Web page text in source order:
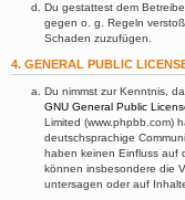
Du gestattest dem
gegen o. g. Regeln
Schaden zuzufügen.
4. GENERAL PUBLIC
Du nimmst zur Kenntnis,
GNU General Public
Limited (www.phpbb.com)
deutschsprachige
haben keinen Einfluss auf
können insbesondere die
untersagen oder auf